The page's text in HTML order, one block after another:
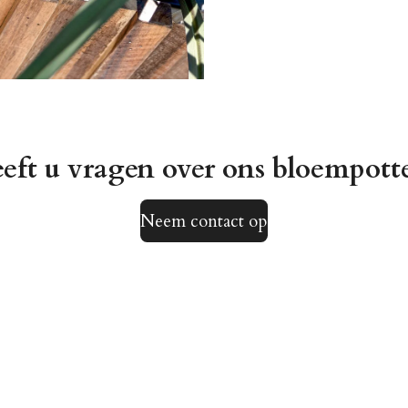
u vragen over ons
Neem contact op